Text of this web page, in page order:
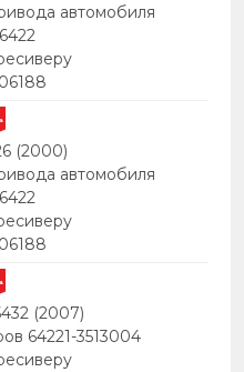
автомобиля
(2000)
автомобиля
(2007)
64221-3513004